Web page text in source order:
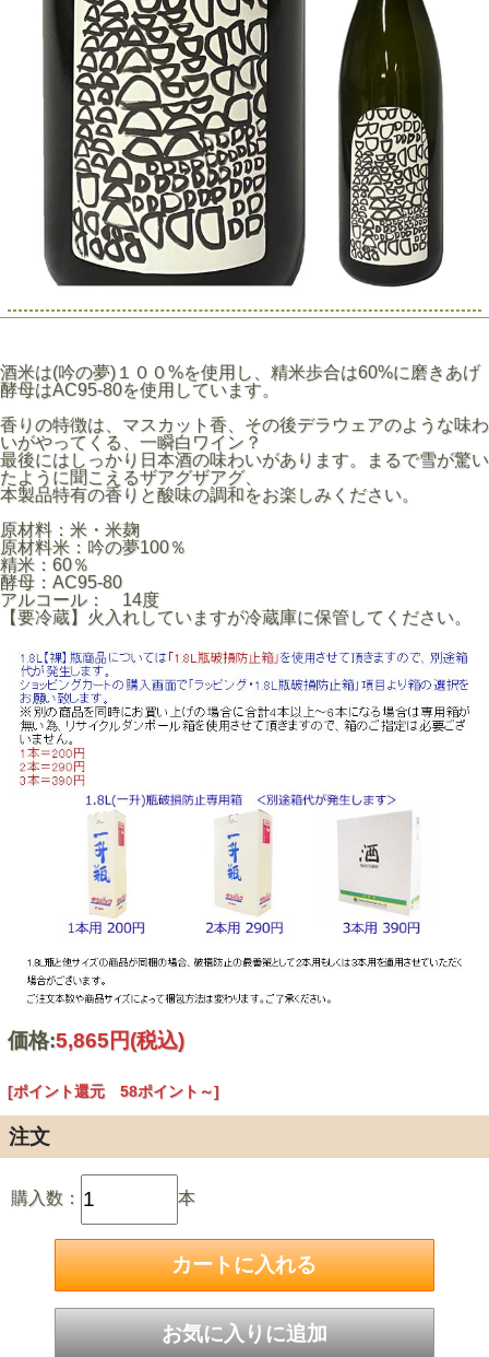
酒米は(吟の夢)１００%を使用し、精米歩合は60%に磨きあげ
酵母はAC95-80を使用しています。
香りの特徴は、マスカット香、その後デラウェアのような味わ
いがやってくる、一瞬白ワイン？
最後にはしっかり日本酒の味わいがあります。まるで雪が驚い
たように聞こえるザアグザアグ、
本製品特有の香りと酸味の調和をお楽しみください。
原材料：米・米麹
原材料米：吟の夢100％
精米：60％
酵母：AC95-80
アルコール： 14度
【要冷蔵】火入れしていますが冷蔵庫に保管してください。
価格:5,865円(税込)
[ポイント還元 58ポイント～]
注文
購入数： 本